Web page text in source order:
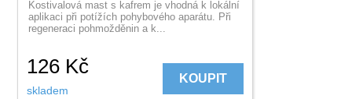
Kostivalová mast s kafrem je vhodná k lokální
aplikaci při potížích pohybového aparátu. Při
regeneraci pohmožděnin a k...
126 Kč
skladem
KOUPIT